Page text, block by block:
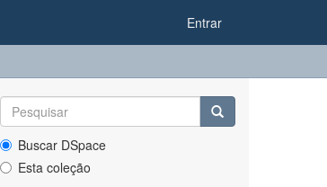
Entrar
Buscar DSpace
Esta coleção